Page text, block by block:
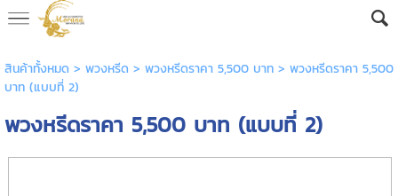
AW-16592682605
สินค้าทั้งหมด > พวงหรีด > พวงหรีดราคา 5,500 บาท> พวงหรีดราคา 5,500
บาท (แบบที่ 2)
พวงหรีดราคา 5,500 บาท (แบบที่ 2)